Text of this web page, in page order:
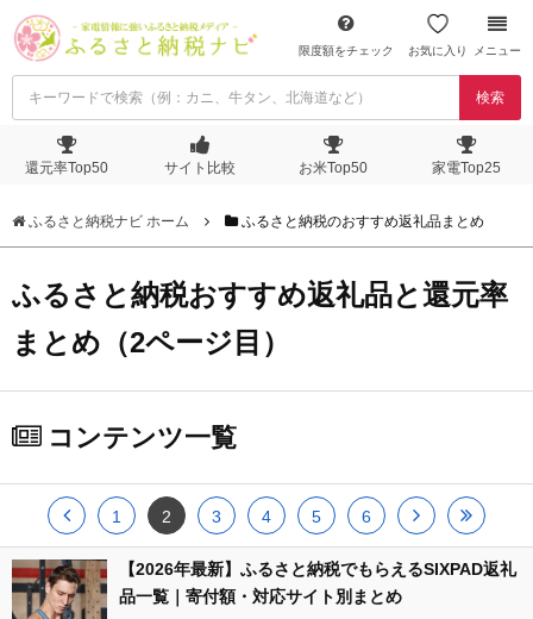
限度額をチェック お気に入り メニュー
検索
還元率Top50 サイト比較 お米Top50 家電Top25
ふるさと納税ナビ ホーム ふるさと納税のおすすめ返礼品まとめ
ふるさと納税おすすめ返礼品と還元率
まとめ（2ページ目）
コンテンツ一覧
1 2 3 4 5 6
【2026年最新】ふるさと納税でもらえるSIXPAD返礼
品一覧｜寄付額・対応サイト別まとめ